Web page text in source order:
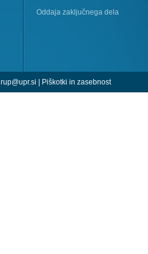
Oddaja zaključnega dela
rup@upr.si Piškotki in zasebnost